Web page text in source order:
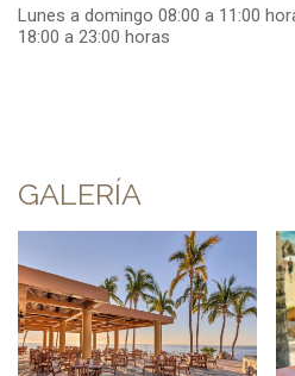
Lunes a domingo 08:00 a 11:00
18:00 a 23:00 horas
GALERÍA